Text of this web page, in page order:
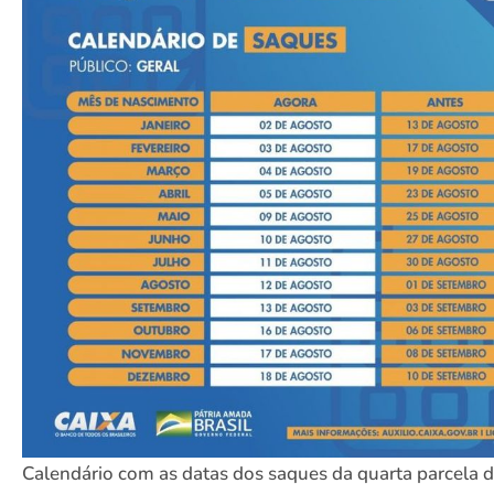
Calendário com as datas dos saques da quarta parcela